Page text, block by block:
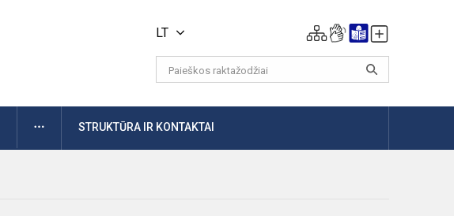
LT
DAUGIAUSTRUKTŪRA IR KONTAKTAI